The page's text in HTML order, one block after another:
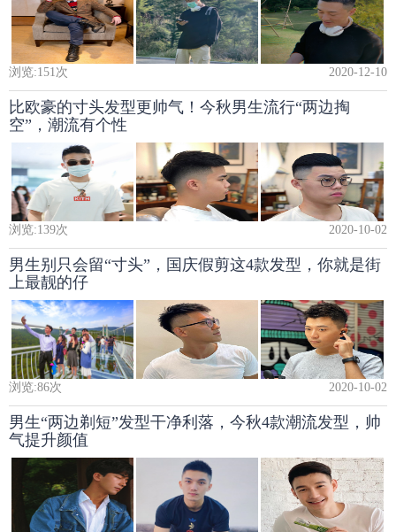
浏览:151 次 2020-12-10
比欧豪的寸头发型更帅气！今秋男生流行“两边掏
空”，潮流有个性
浏览:139次 2020-10-02
男生别只会留“寸头”，国庆假剪这4款发型，你就是街
上最靓的仔
浏览:86次 2020-10-02
男生“两边剃短”发型干净利落，今秋4款潮流发型，帅
气提升颜值